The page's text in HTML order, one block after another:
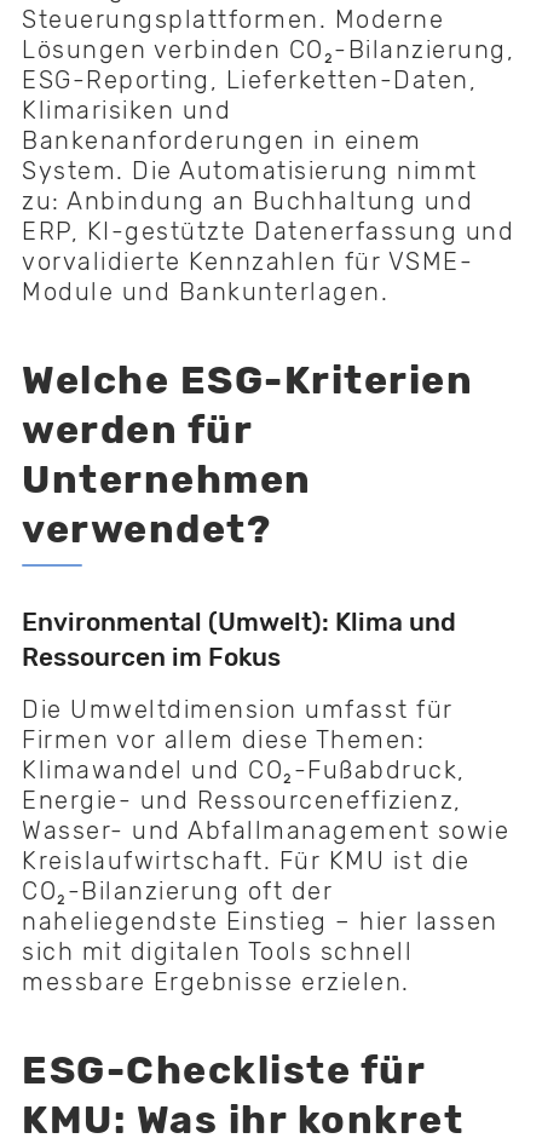
Steuerungsplattformen. Moderne
Lösungen verbinden CO₂-Bilanzierung,
ESG-Reporting, Lieferketten-Daten,
Klimarisiken und
Bankenanforderungen in einem
System. Die Automatisierung nimmt
zu: Anbindung an Buchhaltung und
ERP, KI-gestützte Datenerfassung und
vorvalidierte Kennzahlen für VSME-
Module und Bankunterlagen.
Welche ESG-Kriterien
werden für
Unternehmen
verwendet?
Environmental (Umwelt): Klima und
Ressourcen im Fokus
Die Umweltdimension umfasst für
Firmen vor allem diese Themen:
Klimawandel und CO₂-Fußabdruck,
Energie- und Ressourceneffizienz,
Wasser- und Abfallmanagement sowie
Kreislaufwirtschaft. Für KMU ist die
CO₂-Bilanzierung oft der
naheliegendste Einstieg – hier lassen
sich mit digitalen Tools schnell
messbare Ergebnisse erzielen.
ESG-Checkliste für
KMU: Was ihr konkret